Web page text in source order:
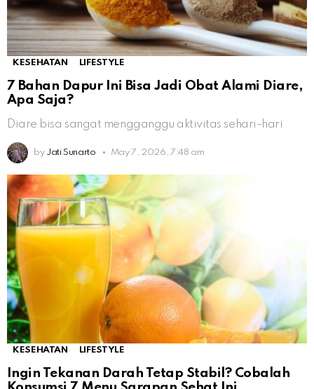
KESEHATAN LIFESTYLE
7 Bahan Dapur Ini Bisa Jadi Obat Alami Diare,
Apa Saja?
Diare bisa sangat mengganggu aktivitas sehari-hari
by Jati Sunarto May 7, 2026, 7:48 am
KESEHATAN LIFESTYLE
Ingin Tekanan Darah Tetap Stabil? Cobalah